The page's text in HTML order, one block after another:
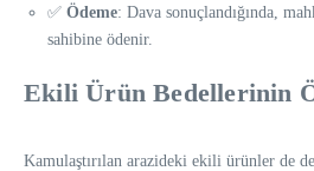
✅ Ödeme: Dava sonuçlandığında,
sahibine ödenir.
Ekili Ürün Bedellerinin
Kamulaştırılan arazideki ekili ürünler de